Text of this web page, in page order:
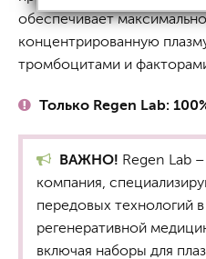
обеспечивает
концентрированную
тромбоцитами и
Только Regen Lab:
ВАЖНО! Regen Lab
компания,
передовых технологий
регенеративной
включая наборы для